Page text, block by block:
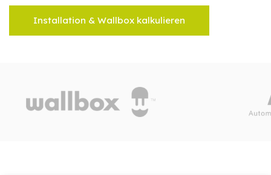
Installation & Wallbox kalkulieren